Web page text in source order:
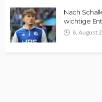
Nach
wichtige
8. August